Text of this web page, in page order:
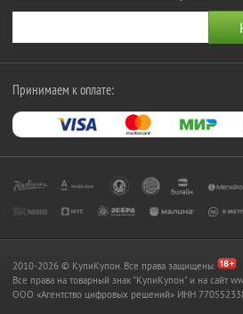
Принимаем к оплате:
2010-2026 © КупиКупон. Все права защищены.
Все права на товарный знак "КупиКупон" и на сайт
OOO «Агентство цифровых решений» ИНН